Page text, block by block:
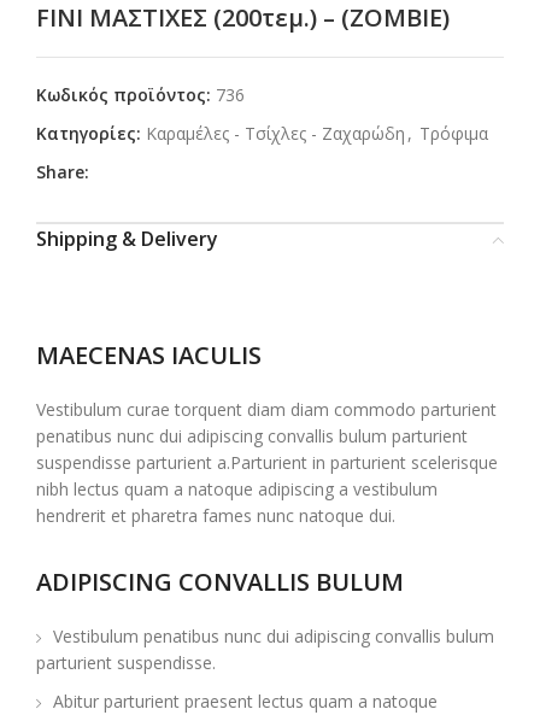
FINI ΜΑΣΤΙΧΕΣ (200τεμ.) – (ZOMBIE)
Κωδικός προϊόντος: 736
Κατηγορίες: Καραμέλες - Τσίχλες - Ζαχαρώδη , Τρόφιμα
Share:
Shipping & Delivery
MAECENAS IACULIS
Vestibulum curae torquent diam diam commodo parturient
penatibus nunc dui adipiscing convallis bulum parturient
suspendisse parturient a.Parturient in parturient scelerisque
nibh lectus quam a natoque adipiscing a vestibulum
hendrerit et pharetra fames nunc natoque dui.
ADIPISCING CONVALLIS BULUM
Vestibulum penatibus nunc dui adipiscing convallis bulum
parturient suspendisse.
Abitur parturient praesent lectus quam a natoque